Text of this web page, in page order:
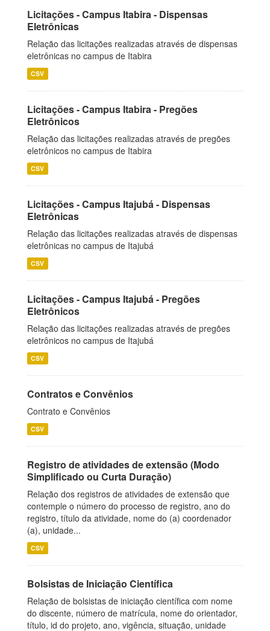
Licitações - Campus Itabira - Dispensas
Eletrônicas
Relação das licitações realizadas através de dispensas
eletrônicas no campus de Itabira
CSV
Licitações - Campus Itabira - Pregões
Eletrônicos
Relação das licitações realizadas através de pregões
eletrônicos no campus de Itabira
CSV
Licitações - Campus Itajubá - Dispensas
Eletrônicas
Relação das licitações realizadas através de dispensas
eletrônicas no campus de Itajubá
CSV
Licitações - Campus Itajubá - Pregões
Eletrônicos
Relação das licitações realizadas através de pregões
eletrônicos no campus de Itajubá
CSV
Contratos e Convênios
Contrato e Convênios
CSV
Registro de atividades de extensão (Modo
Simplificado ou Curta Duração)
Relação dos registros de atividades de extensão que
contemple o número do processo de registro, ano do
registro, título da atividade, nome do (a) coordenador
(a), unidade...
CSV
Bolsistas de Iniciação Científica
Relação de bolsistas de iniciação científica com nome
do discente, número de matrícula, nome do orientador,
título, id do projeto, ano, vigência, situação, unidade